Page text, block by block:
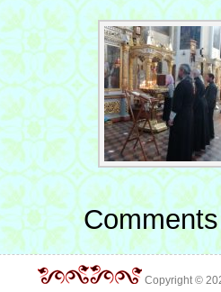
Copyright ©